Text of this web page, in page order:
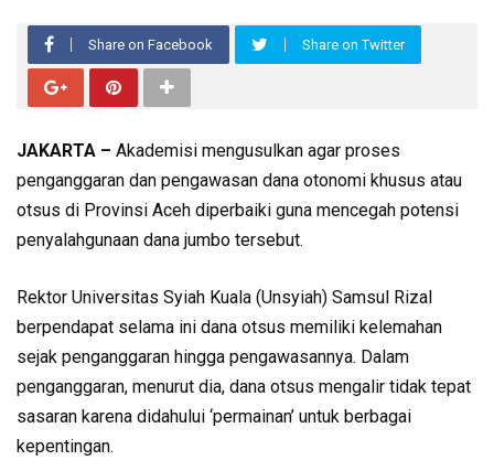
Share on Facebook Share on Twitter
JAKARTA – Akademisi mengusulkan agar proses
penganggaran dan pengawasan dana otonomi khusus atau
otsus di Provinsi Aceh diperbaiki guna mencegah potensi
penyalahgunaan dana jumbo tersebut.
Rektor Universitas Syiah Kuala (Unsyiah) Samsul Rizal
berpendapat selama ini dana otsus memiliki kelemahan
sejak penganggaran hingga pengawasannya. Dalam
penganggaran, menurut dia, dana otsus mengalir tidak tepat
sasaran karena didahului ‘permainan’ untuk berbagai
kepentingan.